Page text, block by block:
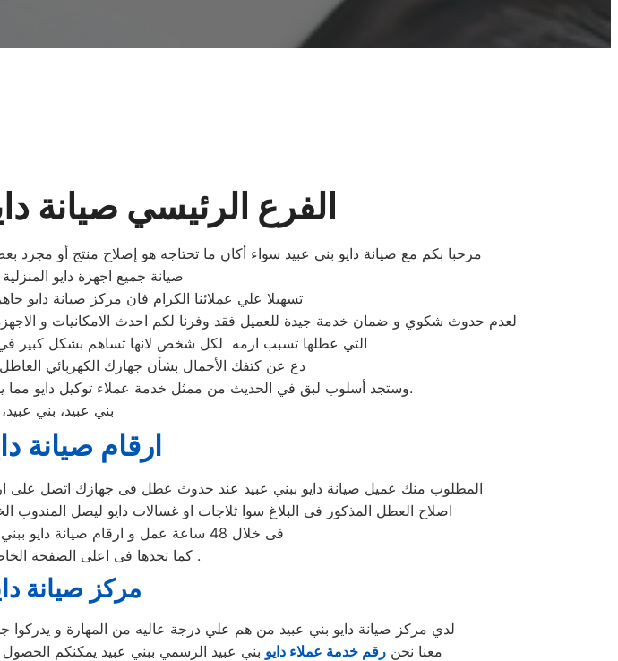
الفرع الرئيسي صيانة
مرحبا بكم مع صيانة دايو بني عبيد سواء أكان ما تحتاجه هو إصلاح منتج أو
صيانة جميع اجهزة دايو المنزلية
تسهيلا علي عملائنا الكرام فان مركز صيانة دايو
لعدم حدوث شكوي و ضمان خدمة جيدة للعميل فقد وفرنا لكم احدث الامكانيات و الاجهزة
التي عطلها تسبب ازمه لكل شخص لانها تساهم بشكل كبير في
دع عن كتفك الأحمال بشأن جهازك الكهربائي
وستجد أسلوب لبق في الحديث من ممثل خدمة عملاء توكيل دايو مما يدفعك إلى بسط الحديث عن أعطال جهازك دون تحرج من الحديث.
بني عبيد، بني
ارقام صيانة
المطلوب منك عميل صيانة دايو ببني عبيد عند حدوث عطل فى جهازك اتصل على
اصلاح العطل المذكور فى البلاغ سوا ثلاجات او غسالات دايو ليصل المندوب الخاص بالصيانة فى 24 ساعة عمل فقط و
فى خلال 48 ساعة عمل و ارقام صيانة دايو ببني عبيد موضحة بالصفحة الرسمية صيانة دايو
كما تجدها فى اعلى الصفحة الخاصة بفرع صيانة دايو ببني عبيد .
مركز صيانة
لدي مركز صيانة دايو بني عبيد من هم علي درجة عاليه من المهارة و يدركوا
معنا نحنرقم خدمة عملاء دايو بني عبيد الرسمي ببني عبيد يمكنكم الحصول